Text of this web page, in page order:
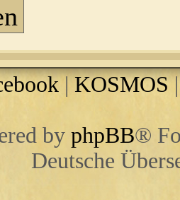
|KOSMOS
by phpBB®
Deutsche